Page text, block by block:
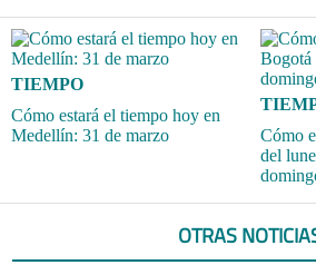
TIEMPO
Cómo estará el tiempo hoy en
Medellín: 31 de marzo
Cómo
del
OTRAS